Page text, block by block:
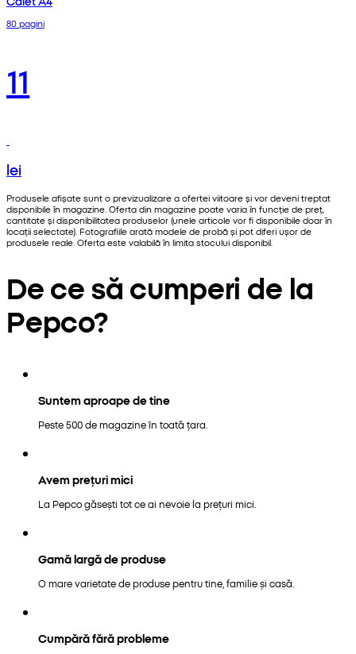
80 pagini
11
lei
Produsele afișate sunt o previzualizare a ofertei viitoare și vor deveni treptat
disponibile în magazine. Oferta din magazine poate varia în funcție de preț,
cantitate și disponibilitatea produselor (unele articole vor fi disponibile doar în
locații selectate). Fotografiile arată modele de probă și pot diferi ușor de
produsele reale. Oferta este valabilă în limita stocului disponibil.
De ce să cumperi de la
Pepco?
Suntem aproape de tine
Peste 500 de magazine în toată țara.
Avem prețuri mici
La Pepco găsești tot ce ai nevoie la prețuri mici.
Gamă largă de produse
O mare varietate de produse pentru tine, familie și casă.
Cumpără fără probleme